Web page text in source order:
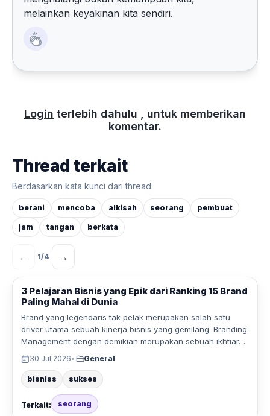
melainkan keyakinan kita sendiri.
Login terlebih dahulu , untuk memberikan
komentar.
Thread terkait
Berdasarkan kata kunci dari thread:
berani mencoba alkisah seorang pembuat
jam tangan berkata
← 1/4 →
3 Pelajaran Bisnis yang Epik dari Ranking 15 Brand
Paling Mahal di Dunia
Brand yang legendaris tak pelak merupakan salah satu
driver utama sebuah kinerja bisnis yang gemilang. Branding
Management dengan demikian merupakan sebuah ikhtiar…
30 Jul 2026• General
bisniss sukses
Terkait: seorang